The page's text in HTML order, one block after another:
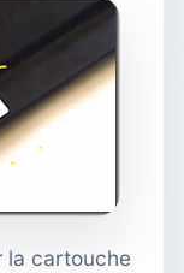
la cartouche